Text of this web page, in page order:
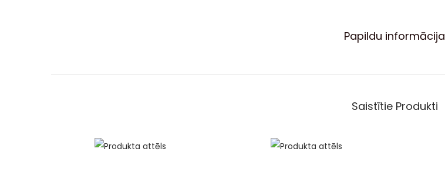
Papildu informācija
Saistītie Produkti